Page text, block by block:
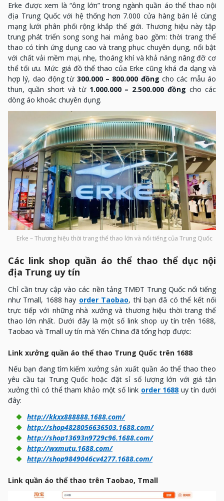
Erke được xem là “ông lớn” trong ngành quần áo thể thao nội
địa Trung Quốc với hệ thống hơn 7.000 cửa hàng bán lẻ cùng
mạng lưới phân phối rộng khắp thế giới. Thương hiệu này tập
trung phát triển song song hai mảng bao gồm: thời trang thể
thao có tính ứng dụng cao và trang phục chuyên dụng, nổi bật
với chất vải mềm mại, nhẹ, thoáng khí và khả năng nâng đỡ cơ
thể tối ưu. Mức giá đồ thể thao của Erke cũng khá đa dạng và
hợp lý, dao động từ 300.000 – 800.000 đồng cho các mẫu áo
thun, quần short và từ1.000.000 – 2.500.000 đồng cho các
dòng áo khoác chuyên dụng.
Erke – Thương hiệu thời trang thể thao lớn và nổi tiếng của Trung Quốc
Các link shop quần áo thể thao thể dục nội
địa Trung uy tín
Chỉ cần truy cập vào các nền tảng TMĐT Trung Quốc nổi tiếng
như Tmall, 1688 hay order Taobao, thì bạn đã có thể kết nối
trực tiếp với những nhà xưởng và thương hiệu thời trang thể
thao lớn nhất. Dưới đây là một số link shop uy tín trên 1688,
Taobao và Tmall uy tín mà Yến China đã tổng hợp được:
Link xưởng quần áo thể thao Trung Quốc trên 1688
Nếu bạn đang tìm kiếm xưởng sản xuất quần áo thể thao theo
yêu cầu tại Trung Quốc hoặc đặt sỉ số lượng lớn với giá tận
xưởng thì có thể tham khảo một số link order 1688 uy tín dưới
đây:
http://kkxx888888.1688.com/
http://shop4828056636503.1688.com/
http://shop13693n9729c96.1688.com/
http://wxmutu.1688.com/
http://shop9849046cv4277.1688.com/
Link quần áo thể thao trên Taobao, Tmall